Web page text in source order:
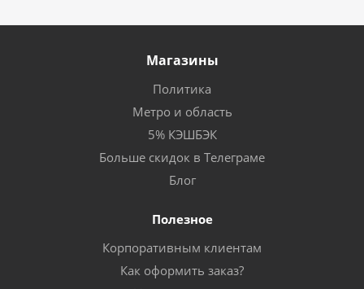
Магазины
Политика
Метро и область
5% КЭШБЭК
Больше скидок в Телеграме
Блог
Полезное
Корпоративным клиентам
Как оформить заказ?